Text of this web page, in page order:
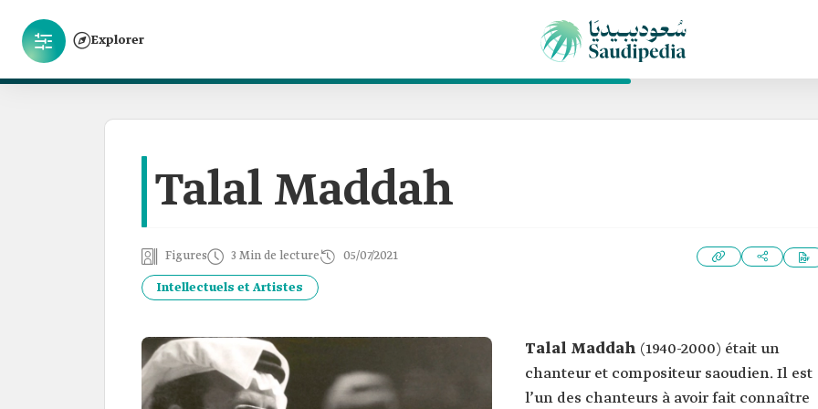
Explorer
Talal Maddah
Figures 3 Min de lecture 05/07/2021
Intellectuels et Artistes
Talal Maddah (1940-2000) était un
chanteur et compositeur saoudien. Il est
l’un des chanteurs à avoir fait connaître